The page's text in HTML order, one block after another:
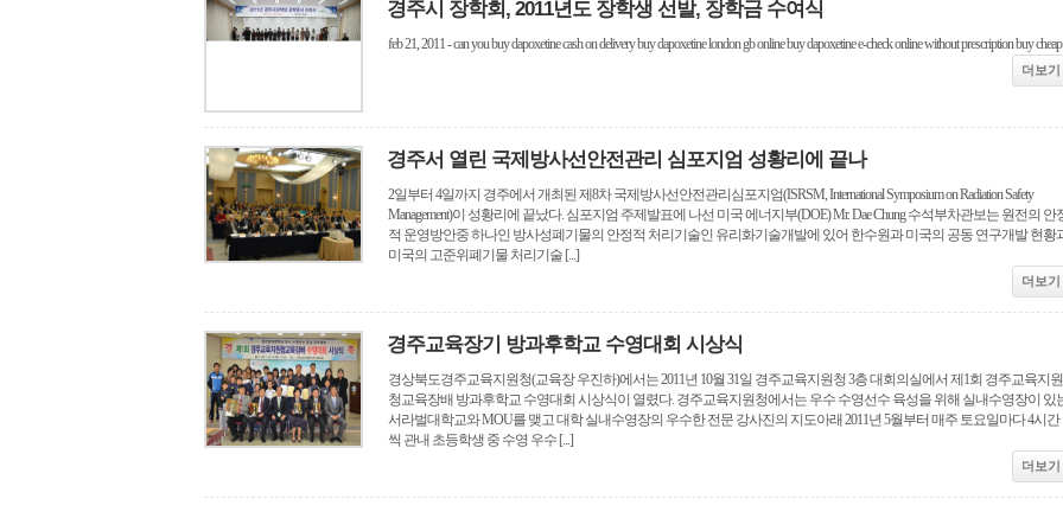
경주시 장학회, 2011년도 장학생 선발, 장학금 수여식
feb 21, 2011 - can you buy dapoxetine cash on delivery buy dapoxetine london gb online buy dapoxetine e-check online without prescription buy cheap
더보기
경주서 열린 국제방사선안전관리 심포지엄 성황리에 끝나
2일부터 4일까지 경주에서 개최된 제8차 국제방사선안전관리심포지엄(ISRSM, International Symposium on Radiation Safety
Management)이 성황리에 끝났다. 심포지엄 주제발표에 나선 미국 에너지부(DOE) Mr. Dae Chung 수석부차관보는 원전의 안
적 운영방안중 하나인 방사성폐기물의 안정적 처리기술인 유리화기술개발에 있어 한수원과 미국의 공동 연구개발 현황
미국의 고준위폐기물 처리기술 [...]
더보기
경주교육장기 방과후학교 수영대회 시상식
경상북도경주교육지원청(교육장 우진하)에서는 2011년 10월 31일 경주교육지원청 3층 대회의실에서 제1회 경주교육지원
청교육장배 방과후학교 수영대회 시상식이 열렸다. 경주교육지원청에서는 우수 수영선수 육성을 위해 실내수영장이 있
서라벌대학교와 MOU를 맺고 대학 실내수영장의 우수한 전문 강사진의 지도아래 2011년 5월부터 매주 토요일마다 4시간
씩 관내 초등학생 중 수영 우수 [...]
더보기